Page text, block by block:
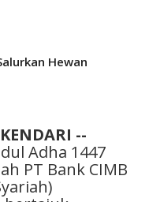
Hewan
--
Adha 1447
PT Bank CIMB